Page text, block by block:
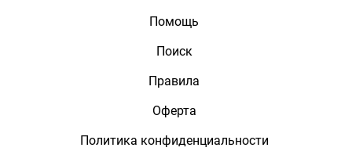
Помощь
Поиск
Правила
Оферта
Политика конфиденциальности